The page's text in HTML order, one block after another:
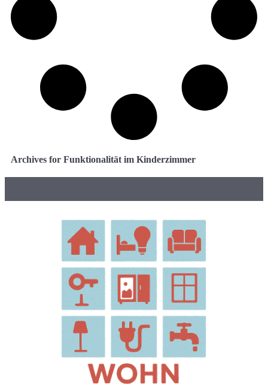
Archives for Funktionalität im Kinderzimmer